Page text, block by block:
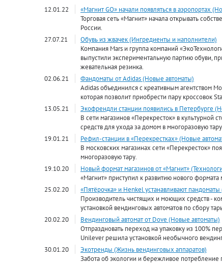
12.01.22
«Магнит GО» начали появляться в аэропортах
Торговая сеть «Магнит» начала открывать
России.
27.07.21
Обувь из жвачек (Ингредиенты и наполнители)
Компания Mars и группа компаний
выпустили экспериментальную партию обуви,
жевательная резинка.
02.06.21
Фандоматы от Adidas (Новые автоматы)
Adidas объединился с креативным агентством
которая позволит приобрести пару кроссовок
13.05.21
Экофрендли станции появились в Петербурге
В сети магазинов «Перекресток» в культурной
средств для ухода за домом в многоразовую
19.01.21
Рефил-станции в «Перекрестках» (Новые
В московских магазинах сети «Перекресток»
многоразовую тару.
19.10.20
Новый формат магазинов от «Магнит»
«Магнит» приступил к развитию нового
25.02.20
«Пятёрочка» и Henkel устанавливают
Производитель чистящих и моющих средств -
установкой вендинговых автоматов по сбору
20.02.20
Вендинговый автомат от Dove (Новые автоматы)
Отпраздновать переход на упаковку из 100%
Unilever решила установкой необычного
30.01.20
Экотренды (Жизнь вендинговых аппаратов)
Забота об экологии и бережливое